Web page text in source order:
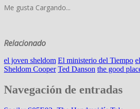
Me gusta Cargando...
Relacionado
el joven sheldom El ministerio del Tiempo
Sheldom Cooper Ted Danson the good
Navegación de entradas